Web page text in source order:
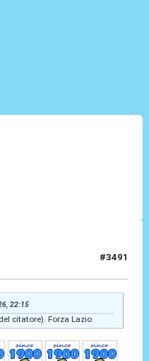
#3491
22:15
citatore). Forza Lazio